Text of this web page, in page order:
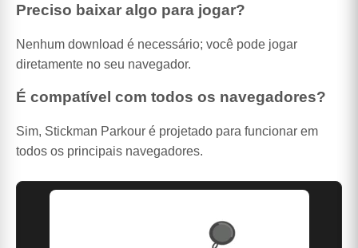
Preciso baixar algo para jogar?
Nenhum download é necessário; você pode jogar
diretamente no seu navegador.
É compatível com todos os navegadores?
Sim, Stickman Parkour é projetado para funcionar em
todos os principais navegadores.